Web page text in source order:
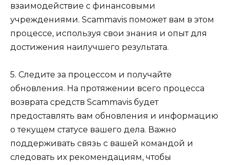
взаимодействие с финансовыми
учреждениями. Scammavis поможет вам в этом
процессе, используя свои знания и опыт для
достижения наилучшего результата.
5. Следите за процессом и получайте
обновления. На протяжении всего процесса
возврата средств Scammavis будет
предоставлять вам обновления и информацию
о текущем статусе вашего дела. Важно
поддерживать связь с вашей командой и
следовать их рекомендациям, чтобы